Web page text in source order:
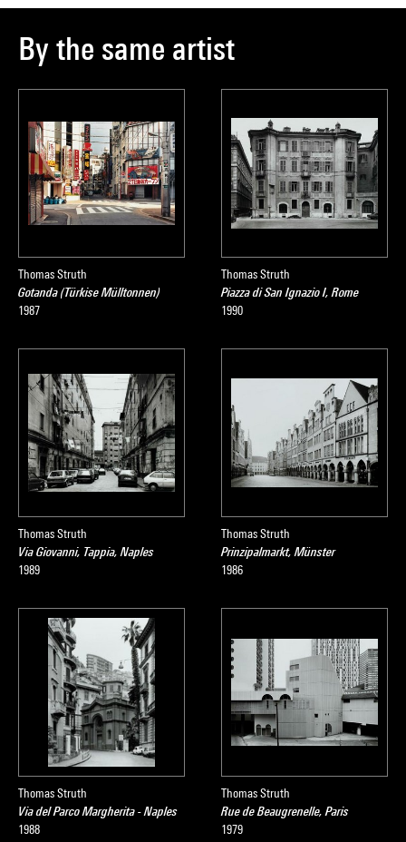
By the same artist
Thomas Struth
Gotanda (Türkise Mülltonnen)
1987
Thomas Struth
Piazza di San Ignazio I, Rome
1990
Thomas Struth
Via Giovanni, Tappia, Naples
1989
Thomas Struth
Prinzipalmarkt, Münster
1986
Thomas Struth
Via del Parco Margherita - Naples
1988
Thomas Struth
Rue de Beaugrenelle, Paris
1979